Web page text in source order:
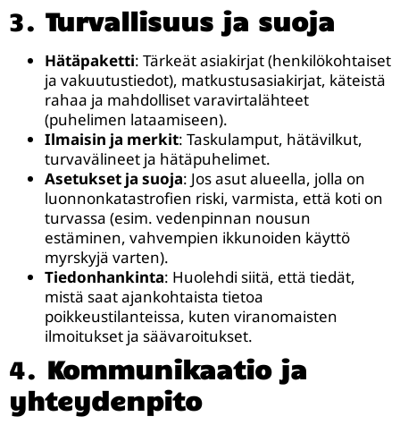
3. Turvallisuus ja suoja
Hätäpaketti: Tärkeät asiakirjat (henkilökohtaiset
ja vakuutustiedot), matkustusasiakirjat, käteistä
rahaa ja mahdolliset varavirtalähteet
(puhelimen lataamiseen).
Ilmaisin ja merkit: Taskulamput, hätävilkut,
turvavälineet ja hätäpuhelimet.
Asetukset ja suoja: Jos asut alueella, jolla on
luonnonkatastrofien riski, varmista, että koti on
turvassa (esim. vedenpinnan nousun
estäminen, vahvempien ikkunoiden käyttö
myrskyjä varten).
Tiedonhankinta: Huolehdi siitä, että tiedät,
mistä saat ajankohtaista tietoa
poikkeustilanteissa, kuten viranomaisten
ilmoitukset ja säävaroitukset.
4. Kommunikaatio ja
yhteydenpito